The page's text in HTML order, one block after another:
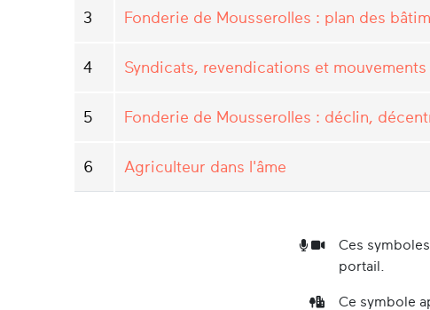
3 Fonderie de Mousserolles : plan des
4 Syndicats, revendications et
5 Fonderie de Mousserolles : déclin,
6 Agriculteur dans l'âme
Ces
portail.
Ce symbole